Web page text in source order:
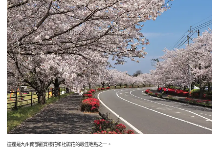
這裡是九州南部觀賞櫻花和杜鵑花的最佳地點之一。